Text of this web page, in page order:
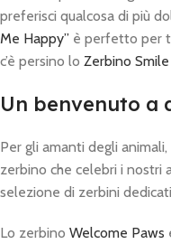
preferisci qualcosa di più
Me Happy” è perfetto per
c’è persino lo Zerbino
Un benvenuto a
Per gli amanti degli
zerbino che celebri i nostri
selezione di zerbini
Lo zerbino Welcome Paws